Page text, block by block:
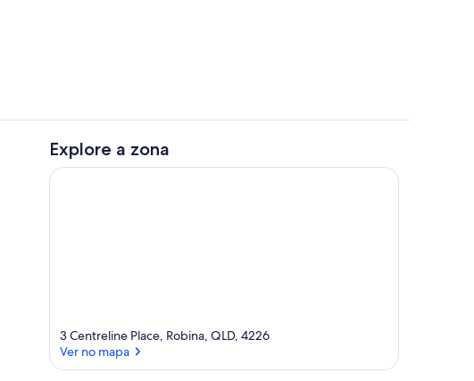
Explore a zona
3 Centreline Place, Robina, QLD, 4226
Ver no mapa